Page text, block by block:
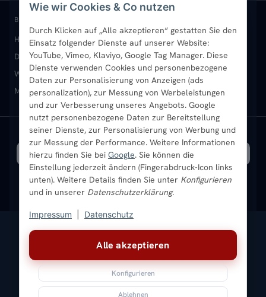
Alle akzeptieren
Konfigurieren
Ablehnen
Wie wir Cookies & Co nutzen
Durch Klicken auf „Alle akzeptieren“ gestatten Sie den
Einsatz folgender Dienste auf unserer Website:
YouTube, Vimeo, Klaviyo, Google Tag Manager. Diese
Dienste verwenden Cookies und personenbezogene
Daten zur Personalisierung von Anzeigen (ads
personalization), zur Messung von Werbeleistungen
und zur Verbesserung unseres Angebots. Google
nutzt personenbezogene Daten zur Bereitstellung
seiner Dienste, zur Personalisierung von Werbung und
zur Messung der Performance. Weitere Informationen
hierzu finden Sie bei Google. Sie können die
Einstellung jederzeit ändern (Fingerabdruck-Icon links
unten). Weitere Details finden Sie unter Konfigurieren
und in unserer Datenschutzerklärung.
Impressum Datenschutz
Paneelheizkörper
Vertikal-Heizkörper
Heizkörper-Zubehör
Rückgabe & Widerruf
Garantie & Gewährleistung
Montageservice vor Ort
Sendung verfolgen
Standort & Abholung Jüchen
B2B-Kunden
Karriere
Ratgeber
Bestpreisgarantie
Anmelden / Mein Konto
Merkliste
Newsletter
Aktuelle Angebote
BELIEBTE KATEGORIEN
Heizkörper kaufenBadheizkörperHandtuchheizkörper
Design-HeizkörperPaneelheizkörperVertikal-Heizkörper
Wandheizkörper Wohnraum-Heizkörper Badheizkörper Schwarz
Mischbetrieb-HeizkörperHeizkörper-ZubehörAktuelle Angebote
VERSAND MIT
* Alle Preise inkl. gesetzlicher USt. |Kostenloser Versand
Impressum AGBWiderrufsbelehrung
Versandkosten
BatteriegesetzSitemap